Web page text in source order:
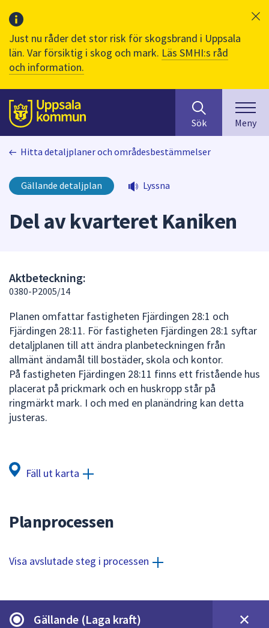
Just nu råder det stor risk för skogsbrand i Uppsala
län. Var försiktig i skog och mark. Läs SMHI:s råd
och information.
Till sidans
huvudinnehåll
efter
innehåll
på
webbplatsen.
skriva
i
under
fältet.
Använd
piltangenterna
för
att
navigera
mellan
Sök Meny
Hitta detaljplaner och områdesbestämmelser
Gällande detaljplan Lyssna
Del av kvarteret Kaniken
Aktbeteckning:
0380-P2005/14
Planen omfattar fastigheten Fjärdingen 28:1 och
Fjärdingen 28:11. För fastigheten Fjärdingen 28:1 syftar
detaljplanen till att ändra planbeteckningen från
allmänt ändamål till bostäder, skola och kontor.
På fastigheten Fjärdingen 28:11 finns ett fristående hus
placerat på prickmark och en huskropp står på
ringmärkt mark. I och med en planändring kan detta
justeras.
Fäll ut karta
Planprocessen
Visa avslutade steg i processen
Gällande (Laga kraft)